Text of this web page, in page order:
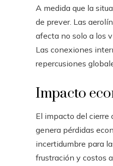
A medida que la
de prever. Las
afecta no solo a los
Las conexiones
repercusiones
Impacto
El impacto del cierre
genera pérdidas
incertidumbre para
frustración y costos